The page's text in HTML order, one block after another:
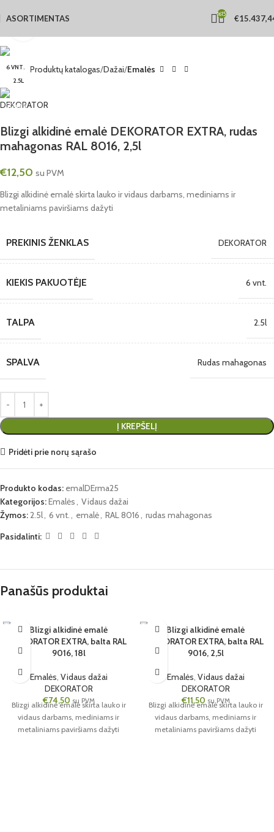
ASORTIMENTAS 1615 €
6 VNT.
2.5L
Pradžia Produktų katalogas Dažai Emalės
Blizgi alkidinė emalė DEKORATOR EXTRA, rudas
mahagonas RAL 8016, 2,5l
€12,50 su PVM
Blizgi alkidinė emalė skirta lauko ir vidaus darbams, mediniams ir
metaliniams paviršiams dažyti
PREKINIS ŽENKLAS DEKORATOR
KIEKIS PAKUOTĖJE 6 vnt.
TALPA 2.5l
SPALVA Rudas mahagonas
Į KREPŠELĮ
Pridėti prie norų sąrašo
Produkto kodas: emalDErma25
Kategorijos:Emalės, Vidaus dažai
Žymos:2.5l, 6 vnt., emalė, RAL 8016, rudas mahagonas
Pasidalinti:
Panašūs produktai
18L
Blizgi alkidinė emalė
DEKORATOR EXTRA, balta RAL
9016, 18l
Emalės, Vidaus dažai
DEKORATOR
€74,50 su PVM
Blizgi alkidinė emalė skirta lauko ir
vidaus darbams, mediniams ir
metaliniams paviršiams dažyti
2.5L
Blizgi alkidinė emalė
DEKORATOR EXTRA, balta RAL
9016, 2,5l
Emalės, Vidaus dažai
DEKORATOR
€11,50 su PVM
Blizgi alkidinė emalė skirta lauko ir
vidaus darbams, mediniams ir
metaliniams paviršiams dažyti